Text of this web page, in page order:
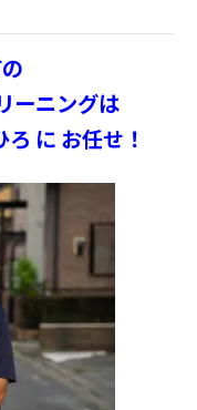
ーニングは
に お任せ！